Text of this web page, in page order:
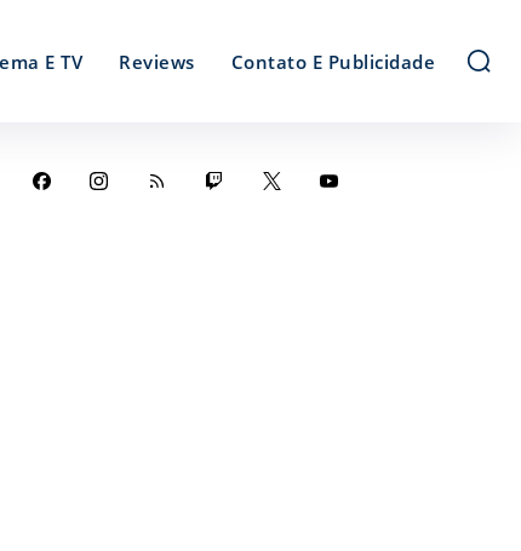
E TV Reviews Contato E Publicidade